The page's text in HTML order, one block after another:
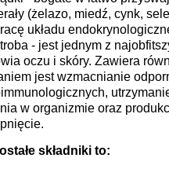
(żelazo, miedź, cynk,
układu
- jest jednym z
oczu i skóry. Zawiera
jest wzmacnianie
w organizmie oraz
składniki to: